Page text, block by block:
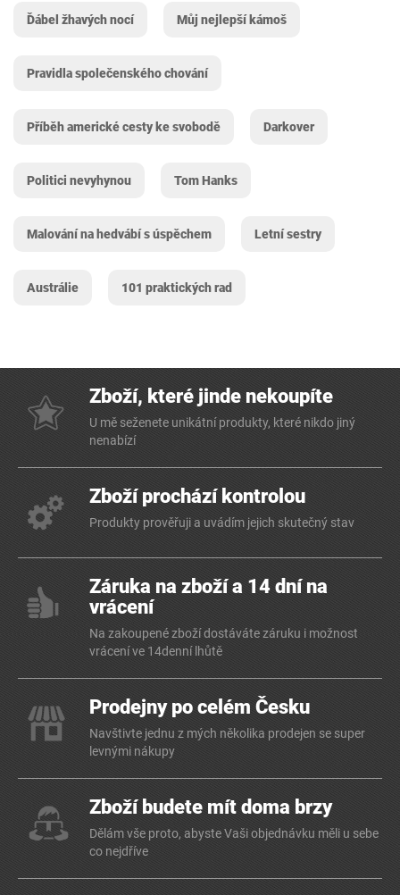
Ďábel žhavých nocí Můj nejlepší kámoš
Pravidla společenského chování
Příběh americké cesty ke svobodě Darkover
Politici nevyhynou Tom Hanks
Malování na hedvábí s úspěchem Letní sestry
Austrálie 101 praktických rad
Zboží, které jinde nekoupíte
U mě seženete unikátní produkty, které nikdo jiný
nenabízí
Zboží prochází kontrolou
Produkty prověřuji a uvádím jejich skutečný stav
Záruka na zboží a 14 dní na
vrácení
Na zakoupené zboží dostáváte záruku i možnost
vrácení ve 14denní lhůtě
Prodejny po celém Česku
Navštivte jednu z mých několika prodejen se super
levnými nákupy
Zboží budete mít doma brzy
Dělám vše proto, abyste Vaši objednávku měli u sebe
co nejdříve